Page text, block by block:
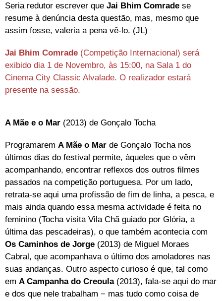
Seria redutor escrever que Jai Bhim Comrade se
resume à denúncia desta questão, mas, mesmo que
assim fosse, valeria a pena vê-lo. (JL)
Jai Bhim Comrade (Competição Internacional) será
exibido dia 1 de Novembro, às 15:00, na Sala 1 do
Cinema City Classic Alvalade. O realizador estará
presente na sessão.
A Mãe e o Mar (2013) de Gonçalo Tocha
Programarem A Mãe o Mar de Gonçalo Tocha nos
últimos dias do festival permite, àqueles que o vêm
acompanhando, encontrar reflexos dos outros filmes
passados na competição portuguesa. Por um lado,
retrata-se aqui uma profissão de fim de linha, a pesca, e
mais ainda quando essa mesma actividade é feita no
feminino (Tocha visita Vila Chã guiado por Glória, a
última das pescadeiras), o que também acontecia com
Os Caminhos de Jorge (2013) de Miguel Moraes
Cabral, que acompanhava o último dos amoladores nas
suas andanças. Outro aspecto curioso é que, tal como
em A Campanha do Creoula (2013), fala-se aqui do mar
e dos que nele trabalham − mas tudo como coisa de